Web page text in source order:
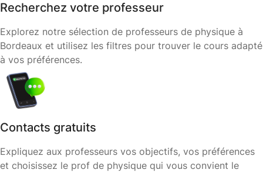
Recherchez votre professeur
Explorez notre sélection de professeurs de physique à
Bordeaux et utilisez les filtres pour trouver le cours adapté
à vos préférences.
Contacts gratuits
Expliquez aux professeurs vos objectifs, vos préférences
et choisissez le prof de physique qui vous convient le